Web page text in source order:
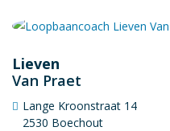
Lieven
Van Praet
Lange Kroonstraat 14
2530 Boechout